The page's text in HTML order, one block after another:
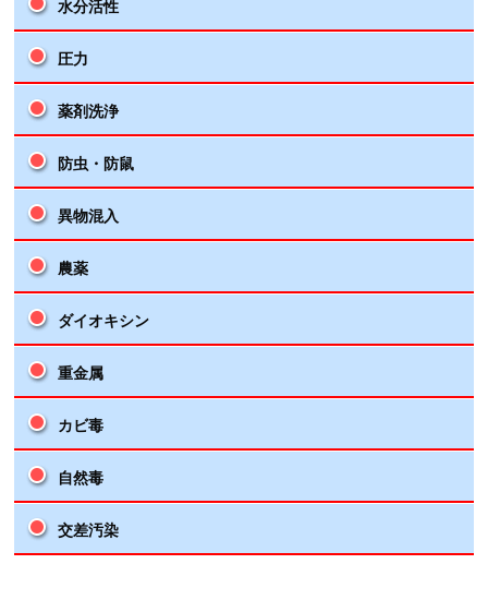
水分活性
圧力
薬剤洗浄
防虫・防鼠
異物混入
農薬
ダイオキシン
重金属
カビ毒
自然毒
交差汚染